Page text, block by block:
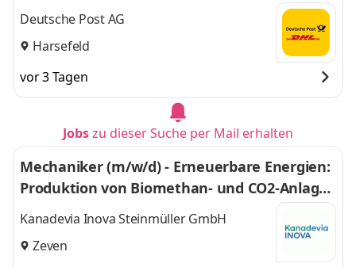
Deutsche Post AG
Harsefeld
vor 3 Tagen
Jobszu dieser Suche per Mail erhalten
Mechaniker (m/w/d) - Erneuerbare Energien:
Produktion von Biomethan- und CO2-Anlage
n
Kanadevia Inova Steinmüller GmbH
Zeven